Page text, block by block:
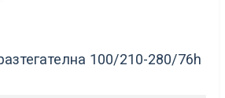
100/210-280/76h